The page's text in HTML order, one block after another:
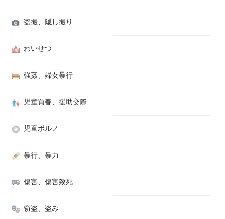
盗撮、隠し撮り
わいせつ
強姦、婦女暴行
児童買春、援助交際
児童ポルノ
暴行、暴力
傷害、傷害致死
窃盗、盗み